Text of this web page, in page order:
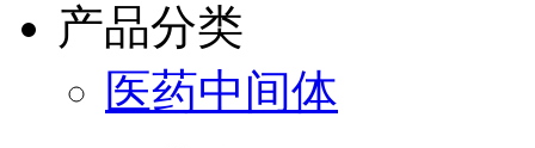
产品分类
医药中间体